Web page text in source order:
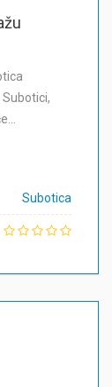
Subotica